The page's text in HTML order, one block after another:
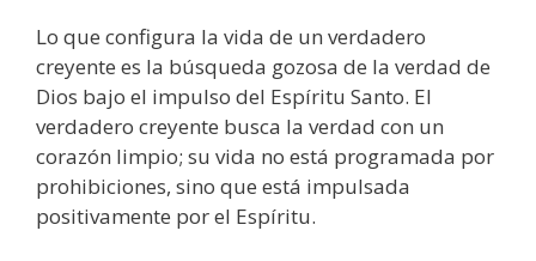
Lo que configura la vida de un verdadero
creyente es la búsqueda gozosa de la verdad de
Dios bajo el impulso del Espíritu Santo. El
verdadero creyente busca la verdad con un
corazón limpio; su vida no está programada por
prohibiciones, sino que está impulsada
positivamente por el Espíritu.